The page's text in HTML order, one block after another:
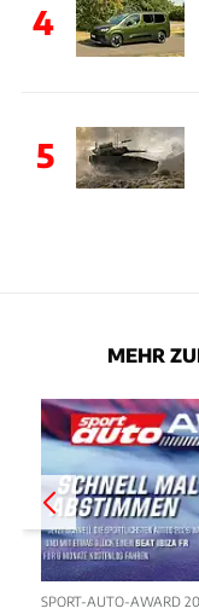
4
5
MEHR
SPORT-AUTO-AWARD